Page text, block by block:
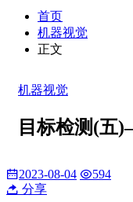
首页
机器视觉
正文
机器视觉
目标检测(
2023-08-04
594
分享